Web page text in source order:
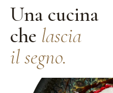
Una cucina
che lascia
il segno.